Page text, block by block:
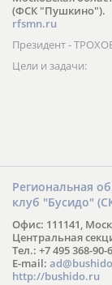
(ФСК "Пушкино").
rfsmn.ru
Президент -
Цели и задачи:
Региональная
клуб "Бусидо"
Офис: 111141,
Центральная
Тел.: +7 495 368-90-
E-mail:
http://bushido.ru